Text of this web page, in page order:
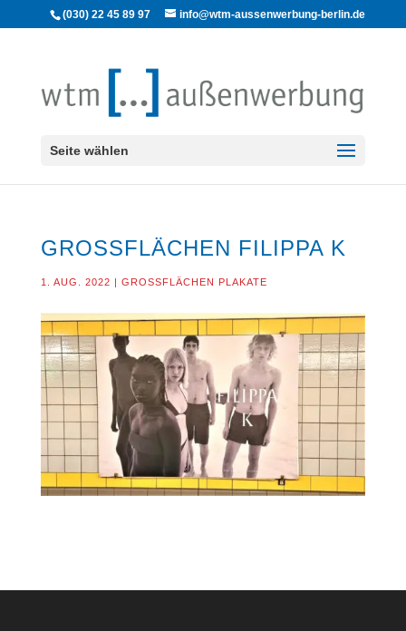
(030) 22 45 89 97 info@wtm-aussenwerbung-berlin.de
Seite wählen
GROSSFLÄCHEN FILIPPA K
1. AUG. 2022 | GROSSFLÄCHEN PLAKATE